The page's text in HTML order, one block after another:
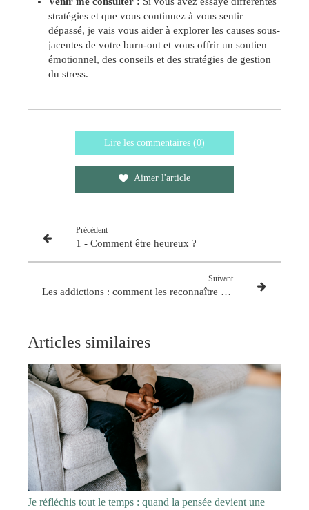
stratégies et que vous continuez à vous sentir
dépassé, je vais vous aider à explorer les causes sous-
jacentes de votre burn-out et vous offrir un soutien
émotionnel, des conseils et des stratégies de gestion
du stress.
Lire les commentaires (0)
Aimer l'article
Précédent
1 - Comment être heureux ?
Suivant
Les addictions : comment les reconnaître et les comprendre ?
Articles similaires
Je réfléchis tout le temps : quand la pensée devient une